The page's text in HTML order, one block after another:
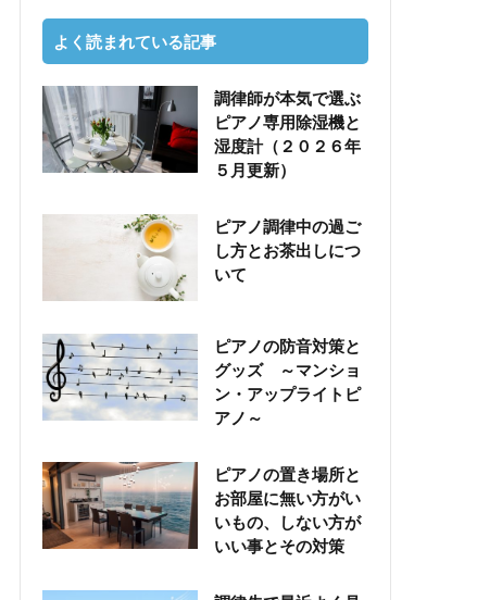
よく読まれている記事
調律師が本気で選ぶ
ピアノ専用除湿機と
湿度計（２０２６年
５月更新）
ピアノ調律中の過ご
し方とお茶出しにつ
いて
ピアノの防音対策と
グッズ ～マンショ
ン・アップライトピ
アノ～
ピアノの置き場所と
お部屋に無い方がい
いもの、しない方が
いい事とその対策